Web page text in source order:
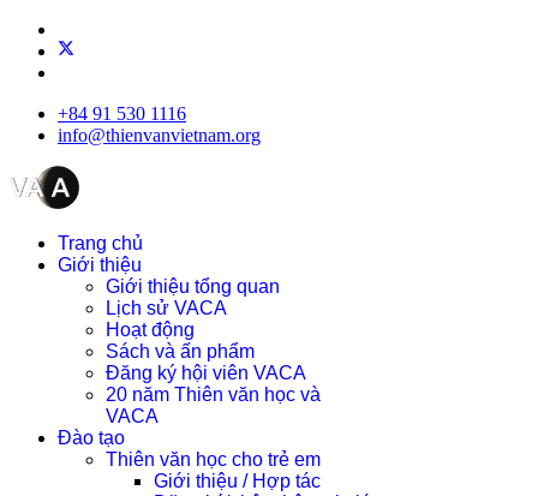
+84 91 530 1116
info@thienvanvietnam.org
Trang chủ
Giới thiệu
Giới thiệu tổng quan
Lịch sử VACA
Hoạt động
Sách và ấn phẩm
Đăng ký hội viên VACA
20 năm Thiên văn học và
VACA
Đào tạo
Thiên văn học cho trẻ em
Giới thiệu / Hợp tác